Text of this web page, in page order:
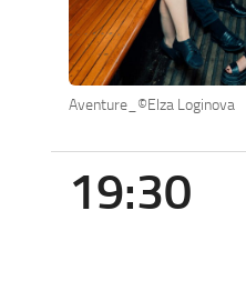
Aventure_©Elza Loginova
19:30